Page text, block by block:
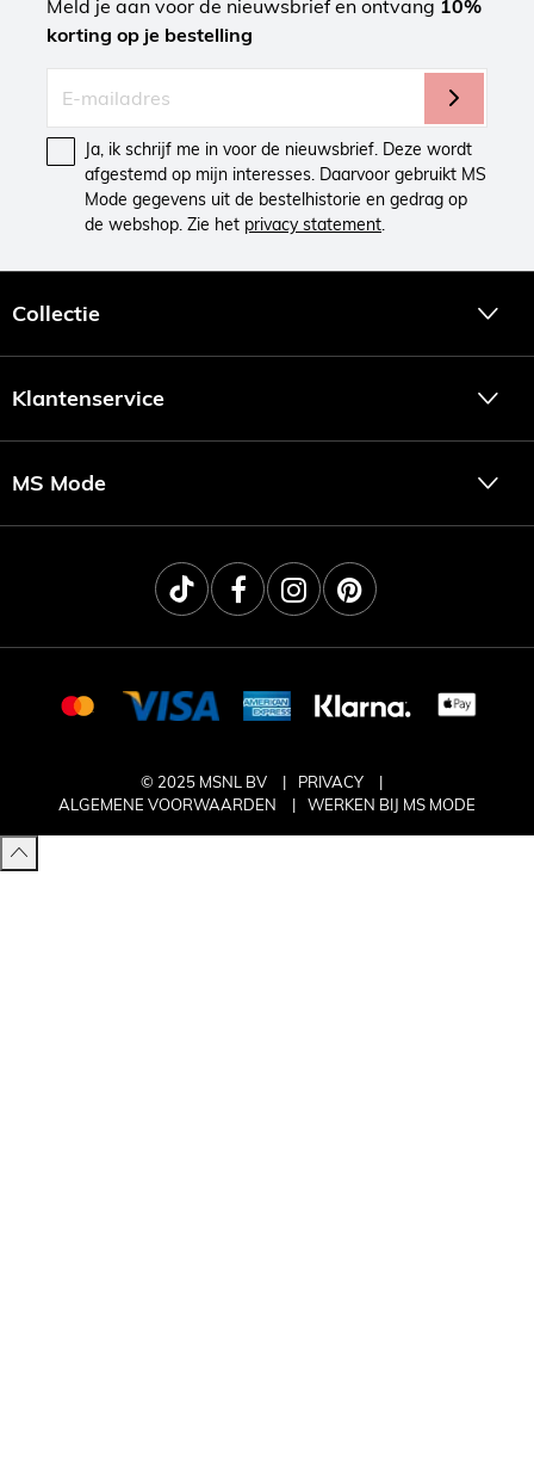
Meld je aan voor de nieuwsbrief en ontvang 10%
korting op je bestelling
Ja, ik schrijf me in voor de nieuwsbrief. Deze wordt
afgestemd op mijn interesses. Daarvoor gebruikt MS
Mode gegevens uit de bestelhistorie en gedrag op
de webshop. Zie het privacy statement.
Collectie
Klantenservice
MS Mode
© 2025 MSNL BV
PRIVACY
ALGEMENE VOORWAARDEN
WERKEN BIJ MS MODE